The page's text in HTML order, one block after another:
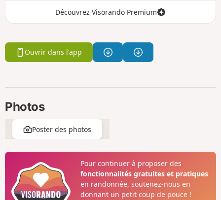
Découvrez Visorando Premium
Ouvrir dans l'app
Photos
Poster des photos
Pour continuer à proposer des
fonctionnalités gratuites et pratiques
en randonnée, soutenez-nous en
donnant un petit coup de pouce !